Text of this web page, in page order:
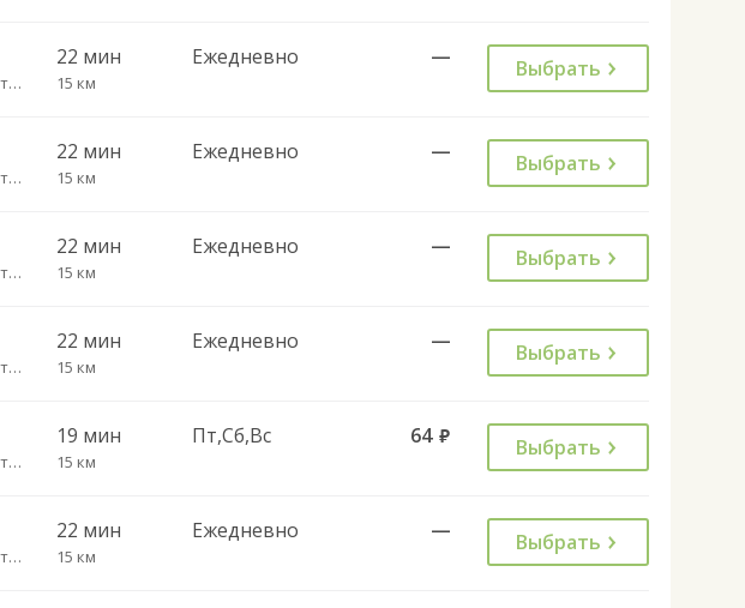
Дорожный Крутец д.
22 мин
15 км
Ежедневно — Выбрать
Дорожный Крутец д.
22 мин
15 км
Ежедневно — Выбрать
Дорожный Крутец д.
22 мин
15 км
Ежедневно — Выбрать
Дорожный Крутец д.
22 мин
15 км
Ежедневно — Выбрать
Дорожный Крутец д.
19 мин
15 км
Пт,Сб,Вс 64 руб. Выбрать
Дорожный Крутец д.
22 мин
15 км
Ежедневно — Выбрать